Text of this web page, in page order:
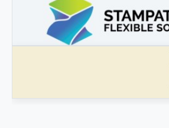
3DBOOSTER
3DBooster - Prodotti innovativi per stampa 3D